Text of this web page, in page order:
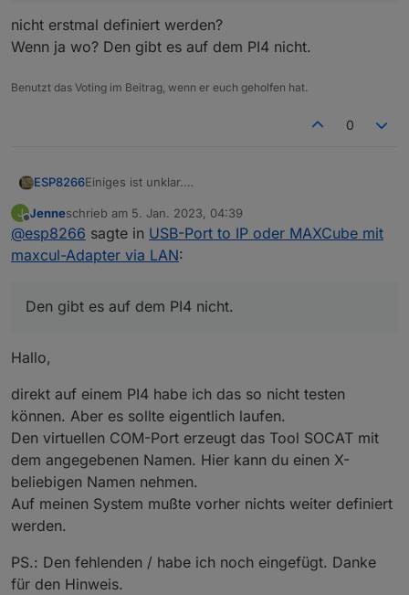
nicht erstmal definiert werden?
Wenn ja wo? Den gibt es auf dem PI4 nicht.
Benutzt das Voting im Beitrag, wenn er euch geholfen hat.
0
ESP8266Einiges ist unklar.
Bevor sich einige das System als root umbiegen,
dann hat sich in der Zeile folgender Fehler
eingeschlichen:
Dort fehlt ein Slash nach dem bin und das
Leerzeichen muss weg.
Ich setze dort das
ein.
Das ist ja auch die serielle Schnittstelle für den Cul.
Die fällt ja dann auch später weg.
Muss das
J
Offline
Jenneschrieb am 5. Jan. 2023, 04:39
zuletzt editiert von
@esp8266 sagte in USB-Port to IP oder MAXCube mit
maxcul-Adapter via LAN:
Den gibt es auf dem PI4 nicht.
Hallo,
direkt auf einem PI4 habe ich das so nicht testen
können. Aber es sollte eigentlich laufen.
Den virtuellen COM-Port erzeugt das Tool SOCAT mit
dem angegebenen Namen. Hier kann du einen X-
beliebigen Namen nehmen.
Auf meinen System mußte vorher nichts weiter definiert
werden.
PS.: Den fehlenden / habe ich noch eingefügt. Danke
für den Hinweis.